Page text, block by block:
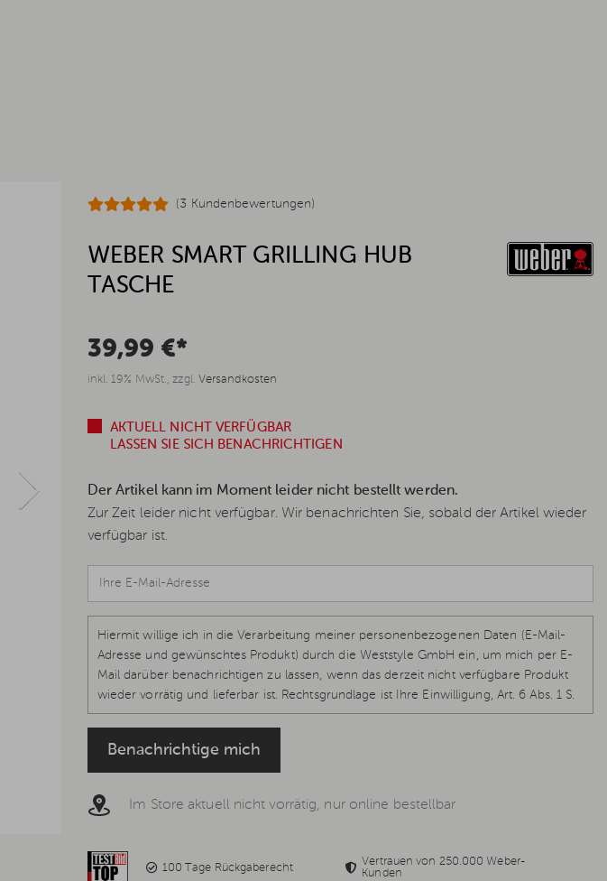
(3 Kundenbewertungen)
WEBER SMART GRILLING HUB
TASCHE
39,99 €*
inkl. 19% MwSt., zzgl. Versandkosten
AKTUELL NICHT VERFÜGBAR
LASSEN SIE SICH BENACHRICHTIGEN
Der Artikel kann im Moment leider nicht bestellt werden.
Zur Zeit leider nicht verfügbar. Wir benachrichten Sie, sobald der Artikel wieder
verfügbar ist.
Hiermit willige ich in die Verarbeitung meiner personenbezogenen Daten (E-Mail-
Adresse und gewünschtes Produkt) durch die Weststyle GmbH ein, um mich per E-
Mail darüber benachrichtigen zu lassen, wenn das derzeit nicht verfügbare Produkt
wieder vorrätig und lieferbar ist. Rechtsgrundlage ist Ihre Einwilligung, Art. 6 Abs. 1 S.
1 lit. a, Art. 7 DS-GVO, welche jederzeit per E-Mailinfo@weststyle.dewiderrufen
Datenschutzerklärung
Benachrichtige mich
Im Store aktuell nicht vorrätig, nur online bestellbar
100 Tage Rückgaberecht
Vertrauen von 250.000 Weber-
Kunden